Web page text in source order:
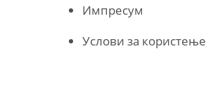
Импресум
Услови за користење